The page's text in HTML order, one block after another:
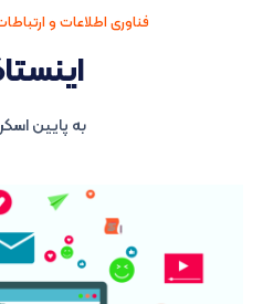
فناوری اطلاعات و
به پایین